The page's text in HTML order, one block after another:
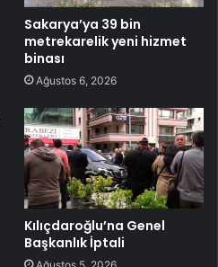
Sakarya’ya 39 bin
metrekarelik yeni hizmet
binası
Ağustos 6, 2026
Kılıçdaroğlu’na Genel
Başkanlık İptali